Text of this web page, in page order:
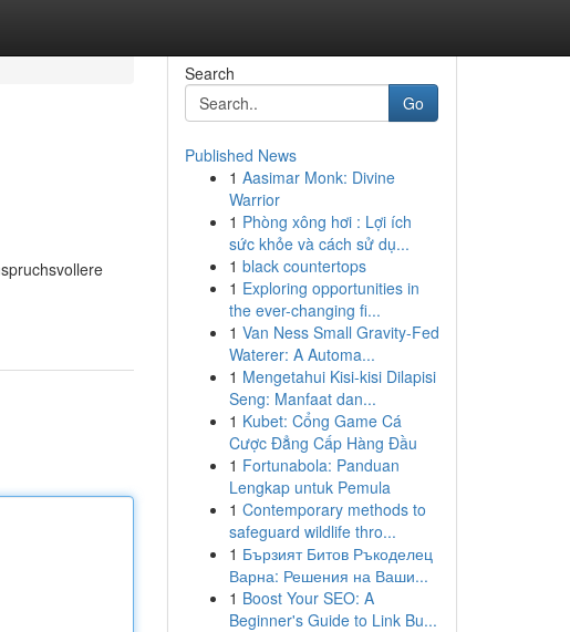
Search
Go
Published News
1 Aasimar Monk: Divine
Warrior
1 Phòng xông hơi : Lợi ích
sức khỏe và cách sử dụ...
1 black countertops
1 Exploring opportunities in
the ever-changing fi...
1 Van Ness Small Gravity-Fed
Waterer: A Automa...
1 Mengetahui Kisi-kisi Dilapisi
Seng: Manfaat dan...
1 Kubet: Cổng Game Cá
Cược Đẳng Cấp Hàng Đầu
1 Fortunabola: Panduan
Lengkap untuk Pemula
1 Contemporary methods to
safeguard wildlife thro...
1 Бързият Битов Ръкоделец
Варна: Решения на Ваши...
1 Boost Your SEO: A
Beginner's Guide to Link Bu...